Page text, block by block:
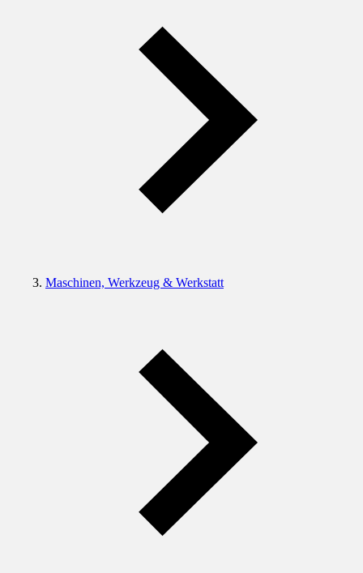
Maschinen, Werkzeug & Werkstatt